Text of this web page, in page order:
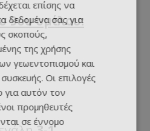
9ου ομίλου:
επίσης να
δεδομένα σας για
σκοπούς,
της χρήσης
γεωεντοπισμού και
Οι επιλογές
για αυτόν τον
προμηθευτές
σε έννομο